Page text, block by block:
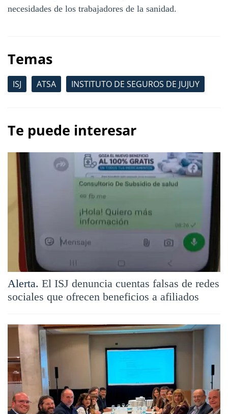
necesidades de los trabajadores de la sanidad.
Temas
ISJ ATSA INSTITUTO DE SEGUROS DE JUJUY
Te puede interesar
Alerta. El ISJ denuncia cuentas falsas de redes
sociales que ofrecen beneficios a afiliados